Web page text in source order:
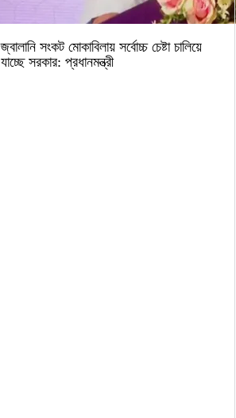
জ্বালানি সংকট মোকাবিলায় সর্বোচ্চ চেষ্টা চালিয়ে
যাচ্ছে সরকার: প্রধানমন্ত্রী